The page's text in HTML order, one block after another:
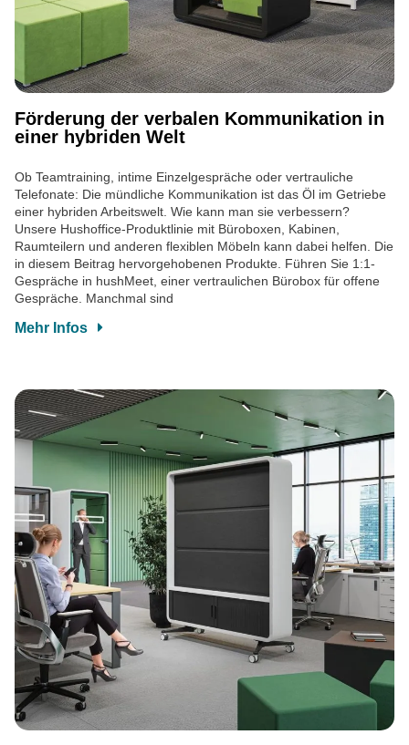
Förderung der verbalen Kommunikation in
einer hybriden Welt
Ob Teamtraining, intime Einzelgespräche oder vertrauliche
Telefonate: Die mündliche Kommunikation ist das Öl im Getriebe
einer hybriden Arbeitswelt. Wie kann man sie verbessern?
Unsere Hushoffice-Produktlinie mit Büroboxen, Kabinen,
Raumteilern und anderen flexiblen Möbeln kann dabei helfen. Die
in diesem Beitrag hervorgehobenen Produkte. Führen Sie 1:1-
Gespräche in hushMeet, einer vertraulichen Bürobox für offene
Gespräche. Manchmal sind
Mehr Infos